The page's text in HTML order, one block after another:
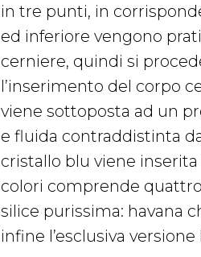
in tre punti, in
ed inferiore vengono
cerniere, quindi si
l’inserimento del corpo
viene sottoposta ad un
e fluida contraddistinta
cristallo blu viene
colori comprende
silice purissima: havana
infine l’esclusiva